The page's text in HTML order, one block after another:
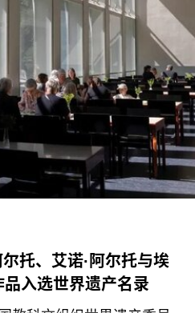
学院高度重视每一位员工，
每天付出的重要工作。我
包模式，是为了更好地支
时，我们优先选择了承诺
机会的合作伙伴。”
AFSCME 31已正式提出
定将保洁部门外包之前，
会，因此违反了劳资协
托、艾诺·阿尔托与埃
品入选世界遗产名录